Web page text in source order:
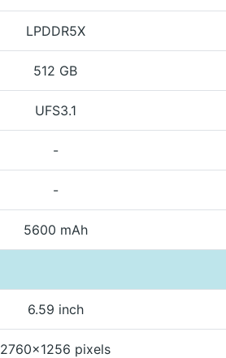
LPDDR5X
512 GB
UFS3.1
-
-
5600 mAh
6.59 inch
2760x1256 pixels